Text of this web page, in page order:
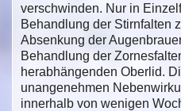
verschwinden. Nur in
Behandlung der Stirnfalten
Absenkung der
Behandlung der
herabhängenden Oberlid.
unangenehmen
innerhalb von wenigen